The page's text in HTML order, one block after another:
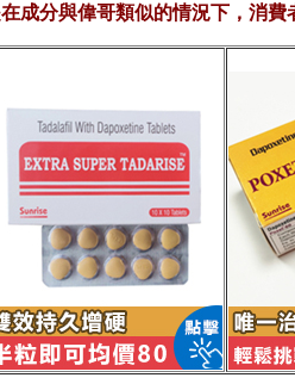
分與偉哥類似的情況下，消